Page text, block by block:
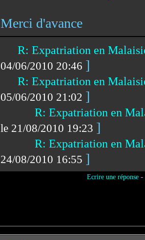
Merci d'avance
R: Expatriation en
04/06/2010 20:46 ]
R: Expatriation en
05/06/2010 21:02 ]
R: Expatriation en
le 21/08/2010 19:23 ]
R: Expatriation en
24/08/2010 16:55 ]
Ecrire une réponse-